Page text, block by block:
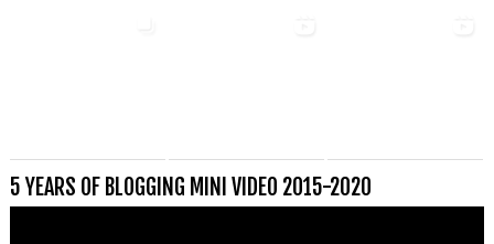
5 YEARS OF BLOGGING MINI VIDEO 2015-2020